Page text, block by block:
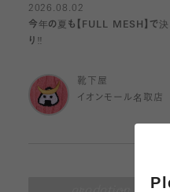
2026.08.02
今年の夏も【FULL MESH】で決
り️‼️
靴下屋
イオンモール名取店